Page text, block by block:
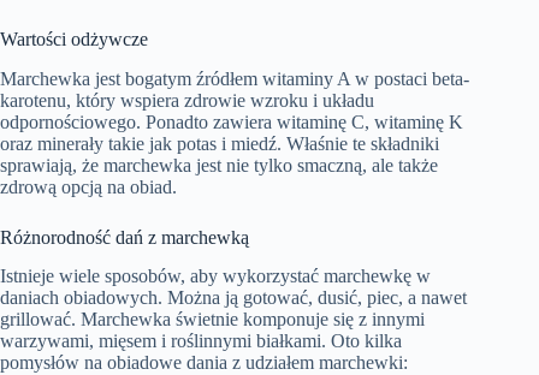
Wartości odżywcze
Marchewka jest bogatym źródłem witaminy A w postaci beta-
karotenu, który wspiera zdrowie wzroku i układu
odpornościowego. Ponadto zawiera witaminę C, witaminę K
oraz minerały takie jak potas i miedź. Właśnie te składniki
sprawiają, że marchewka jest nie tylko smaczną, ale także
zdrową opcją na obiad.
Różnorodność dań z marchewką
Istnieje wiele sposobów, aby wykorzystać marchewkę w
daniach obiadowych. Można ją gotować, dusić, piec, a nawet
grillować. Marchewka świetnie komponuje się z innymi
warzywami, mięsem i roślinnymi białkami. Oto kilka
pomysłów na obiadowe dania z udziałem marchewki: